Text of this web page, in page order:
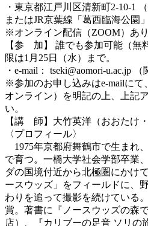
・東京都江戸川区清新町2-10-1
またはJR京葉線「葛西臨海公園
※オンライン配信（ZOOM）あり
【参 加】 誰でも参加可能（無
限は1月25日（水）まで。
・e-mail： tseki@aomori-u.ac.jp （
※参加のお申し込みはe-mailにて
オンライン）を明記の上、上記
い。
【講 師】大竹英洋（おおたけ
〈プロフィール〉
1975年京都府舞鶴市で生まれ
で育つ。一橋大学社会学部卒業
ダの国境付近から北極圏にかけ
ースウッズ」をフィールドに、
わりを追って撮影を続けている
賞。著書に『ノースウッズの森
店）、『カリブーの足音 ソリの